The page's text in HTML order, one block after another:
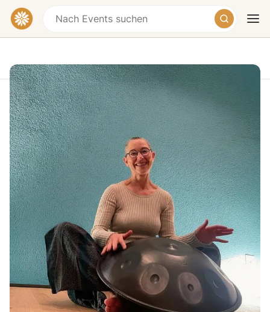
HeuteMorgenWochenende
Senioren Yoga
Dornhaldenstraße 6, 70199 Stuttgart-Süd,
Germany
€17
Die goldene Stunde -Senioren Yoga -
Willkommen in der goldenen Stunde, Senioren Yoga
für Beweglichkeit, Entspannung und Wohlbefinden.
Sanfte Dehnungen, behutsame Bewegungen und
wohltuende Mobilisationsübungen lösen
Verspannungen und bringen den Körper angenehm in
Bewegung. Du übst achtsam und in deinem eigenen